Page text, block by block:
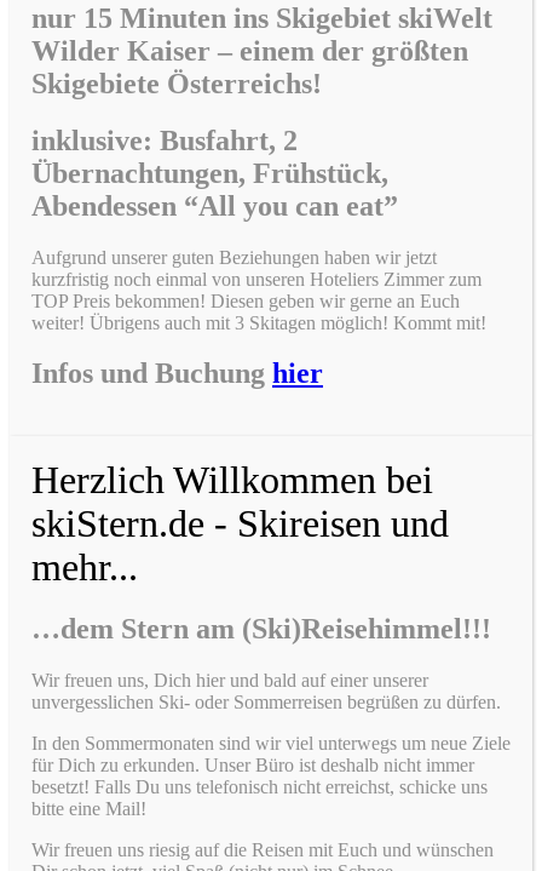
nur 15 Minuten ins Skigebiet skiWelt
Wilder Kaiser – einem der größten
Skigebiete Österreichs!
inklusive: Busfahrt, 2
Übernachtungen, Frühstück,
Abendessen “All you can eat”
Aufgrund unserer guten Beziehungen haben wir jetzt
kurzfristig noch einmal von unseren Hoteliers Zimmer zum
TOP Preis bekommen! Diesen geben wir gerne an Euch
weiter! Übrigens auch mit 3 Skitagen möglich! Kommt mit!
Infos und Buchung hier
Herzlich Willkommen bei
skiStern.de - Skireisen und
mehr...
…dem Stern am (Ski)Reisehimmel!!!
Wir freuen uns, Dich hier und bald auf einer unserer
unvergesslichen Ski- oder Sommerreisen begrüßen zu dürfen.
In den Sommermonaten sind wir viel unterwegs um neue Ziele
für Dich zu erkunden. Unser Büro ist deshalb nicht immer
besetzt! Falls Du uns telefonisch nicht erreichst, schicke uns
bitte eine Mail!
Wir freuen uns riesig auf die Reisen mit Euch und wünschen